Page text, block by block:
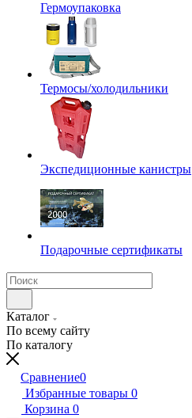
Гермоупаковка
Термосы/холодильники
Экспедиционные канистры
Подарочные сертификаты
Каталог
По всему сайту
По каталогу
Сравнение0
Избранные товары 0
Корзина 0